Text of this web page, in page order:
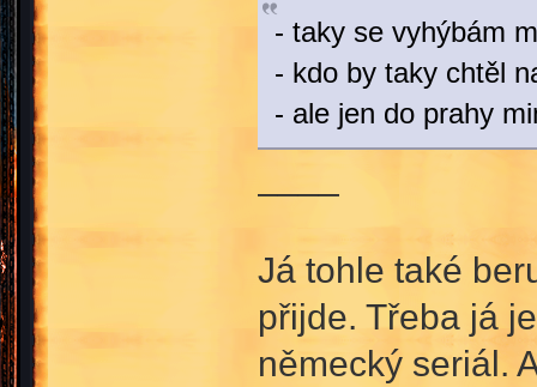
- taky se vyhýbám
- kdo by taky chtěl
- ale jen do prahy
Já tohle také
přijde. Třeba já
německý seriál.